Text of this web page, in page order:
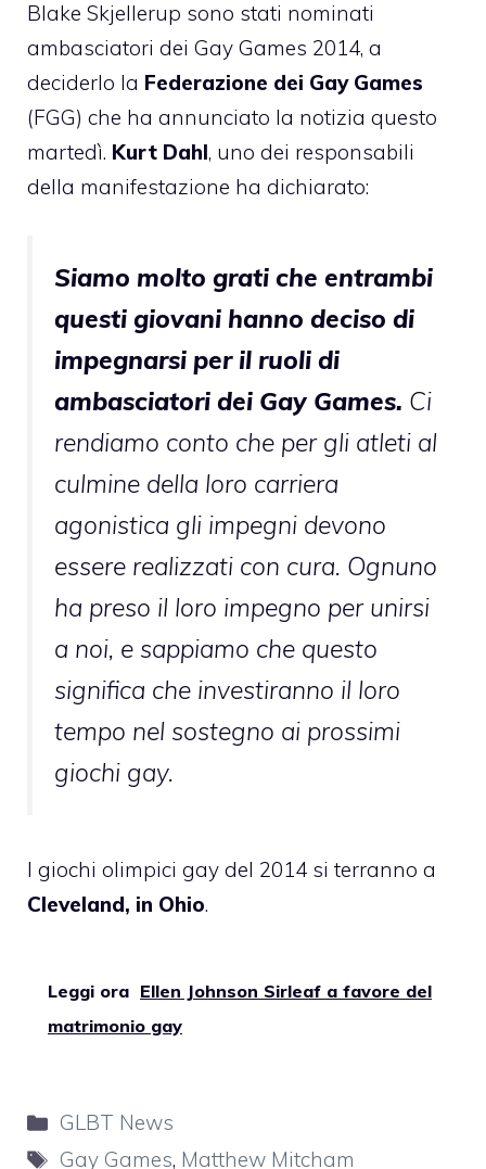
Blake Skjellerup sono stati nominati
ambasciatori dei Gay Games 2014, a
deciderlo la Federazione dei Gay Games
(FGG) che ha annunciato la notizia questo
martedì. Kurt Dahl, uno dei responsabili
della manifestazione ha dichiarato:
Siamo molto grati che entrambi
questi giovani hanno deciso di
impegnarsi per il ruoli di
ambasciatori dei Gay Games. Ci
rendiamo conto che per gli atleti al
culmine della loro carriera
agonistica gli impegni devono
essere realizzati con cura. Ognuno
ha preso il loro impegno per unirsi
a noi, e sappiamo che questo
significa che investiranno il loro
tempo nel sostegno ai prossimi
giochi gay.
I giochi olimpici gay del 2014 si terranno a
Cleveland, in Ohio.
Leggi ora Ellen Johnson Sirleaf a favore del
matrimonio gay
Categorie
GLBT News
Tag
Gay Games, Matthew Mitcham